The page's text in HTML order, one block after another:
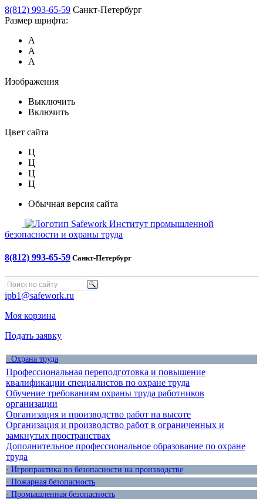
8(812) 993-65-59 Санкт-Петербург
Размер шрифта:
А
А
А
Изображения
Выключить
Включить
Цвет сайта
Ц
Ц
Ц
Ц
Обычная версия сайта
Safework Институт промышленной
безопасности и охраны труда
8(812) 993-65-59 Санкт-Петербург
ipb1@safework.ru
Моя корзина
Подать заявку
· Охрана труда
Профессиональная переподготовка и повышение
квалификации специалистов по охране труда
Обучение требованиям охраны труда работников
организации
Организация и производство работ на высоте
Организация и производство работ в ограниченных и
замкнутых пространствах
Дополнительное профессиональное образование по охране
труда
· Игропрактика по безопасности на производстве
· Пожарная безопасность
· Промышленная безопасность